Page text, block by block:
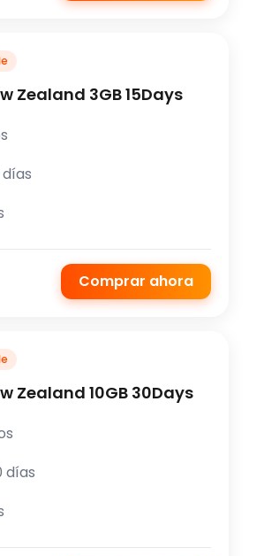
Zealand 3GB 15Days
días
Comprar ahora
Zealand 10GB 30Days
días